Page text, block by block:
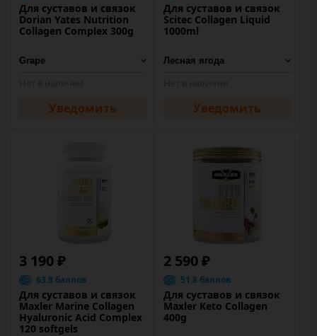
Для суставов и связок
Dorian Yates Nutrition
Collagen Complex 300g
Уведомить
Для суставов и связок
Scitec Collagen Liquid
1000ml
Уведомить
3 190 ₽
63.8 баллов
Для суставов и связок
Maxler Marine Collagen
Hyaluronic Acid Complex
120 softgels
2 590 ₽
51.8 баллов
Для суставов и связок
Maxler Keto Collagen
400g